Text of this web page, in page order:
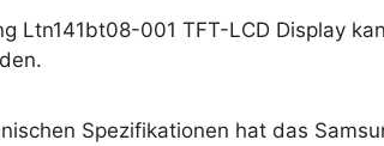
Ltn141bt08-001 TFT-LCD Display
Spezifikationen hat das